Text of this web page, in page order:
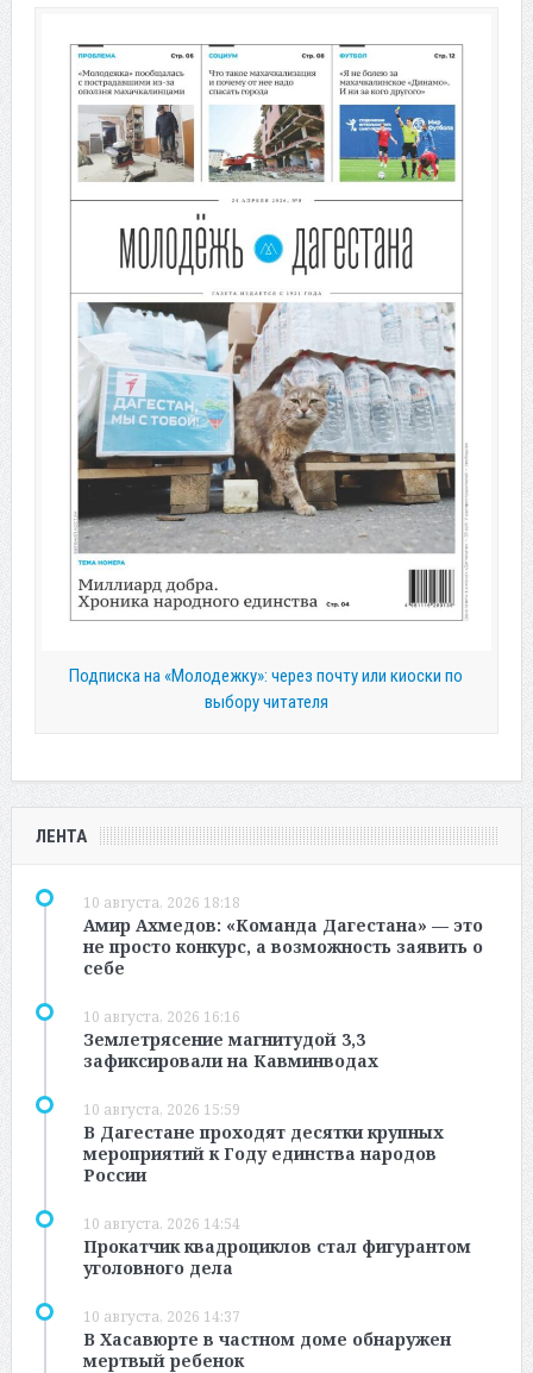
Подписка на «Молодежку»: через почту или киоски по
выбору читателя
ЛЕНТА
10 августа, 2026 18:18
Амир Ахмедов: «Команда Дагестана» — это
не просто конкурс, а возможность заявить о
себе
10 августа, 2026 16:16
Землетрясение магнитудой 3,3
зафиксировали на Кавминводах
10 августа, 2026 15:59
В Дагестане проходят десятки крупных
мероприятий к Году единства народов
России
10 августа, 2026 14:54
Прокатчик квадроциклов стал фигурантом
уголовного дела
10 августа, 2026 14:37
В Хасавюрте в частном доме обнаружен
мертвый ребенок